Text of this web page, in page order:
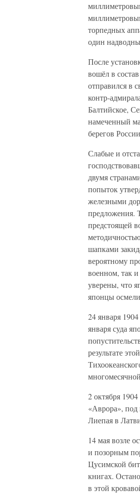
торпедных
один
После
вошёл в
отправился в
контр-
Балтийское,
намеченный
берегов
Слабые и
двумя
попыток
железными
предложения.
предстоящей
шапками
вероятному
военном, так
уверены, что
японцы
24 января
января суда
результате
2 октября
«Аврора»,
Лиепая в
14 мая возле
и позорным
Цусимской
книгах.
в этой